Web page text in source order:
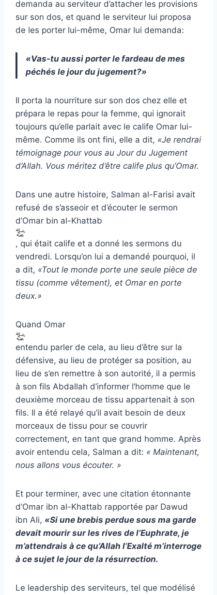
demanda au serviteur d’attacher les provisions
sur son dos, et quand le serviteur lui proposa
de les porter lui-même, Omar lui demanda:
«Vas-tu aussi porter le fardeau de mes
péchés le jour du jugement?»
Il porta la nourriture sur son dos chez elle et
prépara le repas pour la femme, qui ignorait
toujours qu’elle parlait avec le calife Omar lui-
même. Comme ils ont fini, elle a dit, «Je rendrai
témoignage pour vous au Jour du Jugement
d’Allah. Vous méritez d’être calife plus qu’Omar.
Dans une autre histoire, Salman al-Farisi avait
refusé de s’asseoir et d’écouter le sermon
d’Omar bin al-Khattab
, qui était calife et a donné les sermons du
vendredi. Lorsqu’on lui a demandé pourquoi, il
a dit, «Tout le monde porte une seule pièce de
tissu (comme vêtement), et Omar en porte
deux.»
Quand Omar
entendu parler de cela, au lieu d’être sur la
défensive, au lieu de protéger sa position, au
lieu de s’en remettre à son autorité, il a permis
à son fils Abdallah d’informer l’homme que le
deuxième morceau de tissu appartenait à son
fils. Il a été relayé qu’il avait besoin de deux
morceaux de tissu pour se couvrir
correctement, en tant que grand homme. Après
avoir entendu cela, Salman a dit: « Maintenant,
nous allons vous écouter. »
Et pour terminer, avec une citation étonnante
d’Omar ibn al-Khattab rapportée par Dawud
ibn Ali, «Si une brebis perdue sous ma garde
devait mourir sur les rives de l’Euphrate, je
m’attendrais à ce qu’Allah l’Exalté m’interroge
à ce sujet le jour de la résurrection.
Le leadership des serviteurs, tel que modélisé